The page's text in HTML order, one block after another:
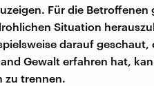
Für die Betroffenen
Situation
darauf
Gewalt erfahren hat,
zu trennen.